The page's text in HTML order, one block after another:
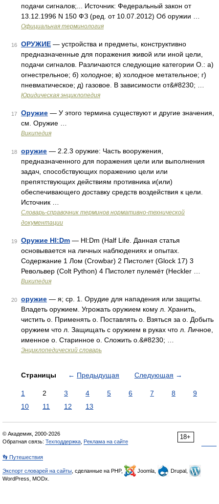
подачи сигналов;... Источник: Федеральный закон от
13.12.1996 N 150 ФЗ (ред. от 10.07.2012) Об оружии …
Официальная терминология
16 ОРУЖИЕ — устройства и предметы, конструктивно
предназначенные для поражения живой или иной цели,
подачи сигналов. Различаются следующие категории О.: а)
огнестрельное; б) холодное; в) холодное метательное; г)
пневматическое; д) газовое. В зависимости от&#8230; …
Юридическая энциклопедия
17 Оружие — У этого термина существуют и другие значения,
см. Оружие …
Википедия
18 оружие — 2.2.3 оружие: Часть вооружения,
предназначенного для поражения цели или выполнения
задач, способствующих поражению цели или
препятствующих действиям противника и(или)
обеспечивающего доставку средств воздействия к цели.
Источник …
Словарь-справочник терминов нормативно-технической
документации
19 Оружие Hl:Dm — Hl:Dm (Half Life. Данная статья
основывается на личных наблюдениях и опытах.
Содержание 1 Лом (Crowbar) 2 Пистолет (Glock 17) 3
Револьвер (Colt Python) 4 Пистолет пулемёт (Heckler …
Википедия
20 оружие — я; ср. 1. Орудие для нападения или защиты.
Владеть оружием. Угрожать оружием кому л. Хранить,
чистить о. Применять о. Поставлять о. Взяться за о. Добыть
оружием что л. Защищать с оружием в руках что л. Личное,
именное о. Старинное о. Сложить о.&#8230; …
Энциклопедический словарь
Страницы ← Предыдущая Следующая →
1 2 3 4 5 6 7 8
9
10
11 12 13
18+
© Академик, 2000-2026
Обратная связь: Техподдержка Реклама на сайте
👣 Путешествия
Экспорт словарей на сайты , сделанные на PHP, Joomla,
Drupal,
WordPress, MODx.